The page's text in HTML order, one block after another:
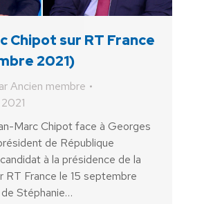
Chipot sur RT France
2021)
Ancien membre
Marc Chipot face à Georges
de République
à la présidence de la
RT France le 15 septembre
Stéphanie…